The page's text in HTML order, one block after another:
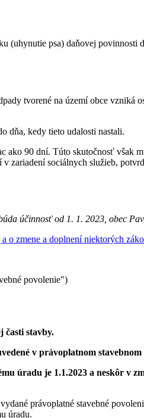
(uhynutie psa) daňovej
tvorené na území obce
dňa, kedy tieto udalosti nastali.
90 dní. Túto skutočnosť však
zariadení sociálnych služieb,
účinnosť od 1. 1. 2023, obec
o zmene a doplnení niektorých
povolenie")
časti stavby.
v právoplatnom
úradu je 1.1.2023 a neskôr v
právoplatné stavebné
úradu.